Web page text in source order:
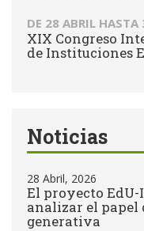
DE 28 ABRIL HASTA
XIX Congreso
de Instituciones
Noticias
28 Abril, 2026
El proyecto
analizar el papel
generativa